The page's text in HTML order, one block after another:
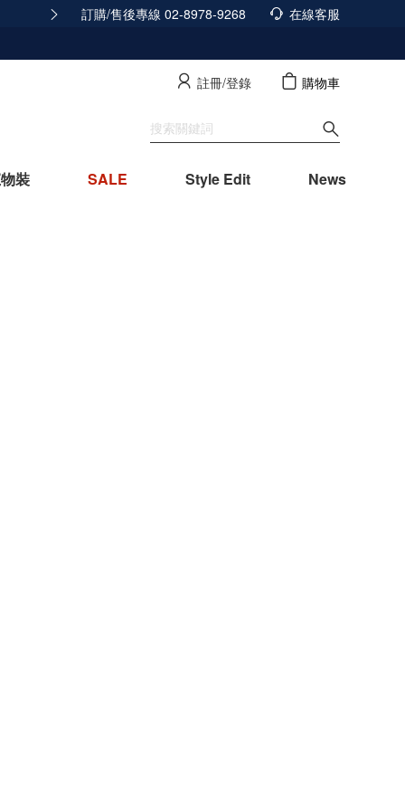
165反詐騙安全宣導查看詳情
訂購/售後專線 02-8978-9268 在線客服
註冊/登錄 購物車
裝 SALE Style Edit News